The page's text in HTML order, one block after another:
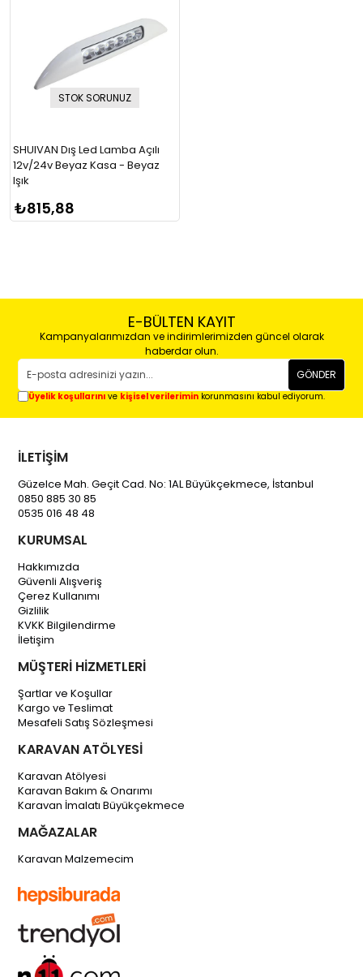
STOK SORUNUZ
SHUIVAN Dış Led Lamba Açılı
12v/24v Beyaz Kasa - Beyaz
Işık
₺815,88
E-BÜLTEN KAYIT
Kampanyalarımızdan ve indirimlerimizden güncel olarak
haberdar olun.
GÖNDER
Üyelik koşullarını ve kişisel verilerimin korunmasını kabul ediyorum.
İLETİŞİM
Güzelce Mah. Geçit Cad. No: 1AL Büyükçekmece, İstanbul
0850 885 30 85
0535 016 48 48
KURUMSAL
Hakkımızda
Güvenli Alışveriş
Çerez Kullanımı
Gizlilik
KVKK Bilgilendirme
İletişim
MÜŞTERİ HİZMETLERİ
Şartlar ve Koşullar
Kargo ve Teslimat
Mesafeli Satış Sözleşmesi
KARAVAN ATÖLYESİ
Karavan Atölyesi
Karavan Bakım & Onarımı
Karavan İmalatı Büyükçekmece
MAĞAZALAR
Karavan Malzemecim